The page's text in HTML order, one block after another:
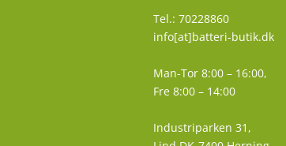
Tel.: 70228860
info[at]batteri-butik.dk
Man-Tor 8:00 – 16:00,
Fre 8:00 – 14:00
Industriparken 31,